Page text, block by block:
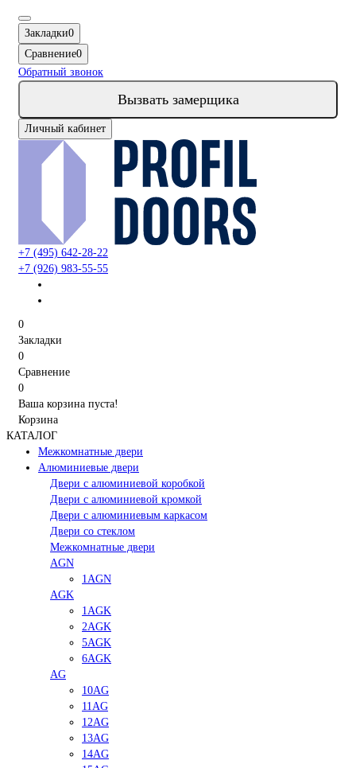
Закладки0
Сравнение0
Обратный звонок
Вызвать замерщика
Личный кабинет
+7 (495) 642-28-22
+7 (926) 983-55-55
0
Закладки
0
Сравнение
0
Ваша корзина пуста!
Корзина
КАТАЛОГ
Межкомнатные двери
Алюминиевые двери
Двери с алюминиевой коробкой
Двери с алюминиевой кромкой
Двери с алюминиевым каркасом
Двери со стеклом
Межкомнатные двери
AGN
1AGN
AGK
1AGK
2AGK
5AGK
6AGK
AG
10AG
11AG
12AG
13AG
14AG